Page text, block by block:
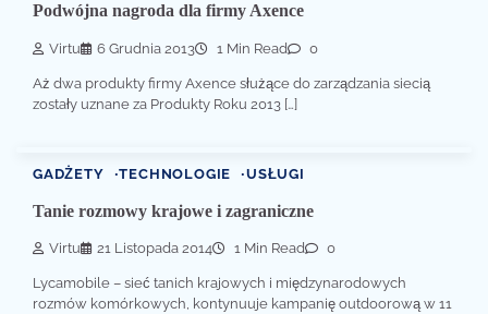
Podwójna nagroda dla firmy Axence
Virtu 6 Grudnia 2013 1 Min Read 0
Aż dwa produkty firmy Axence służące do zarządzania siecią
zostały uznane za Produkty Roku 2013 […]
GADŻETY TECHNOLOGIE USŁUGI
Tanie rozmowy krajowe i zagraniczne
Virtu 21 Listopada 2014 1 Min Read 0
Lycamobile – sieć tanich krajowych i międzynarodowych
rozmów komórkowych, kontynuuje kampanię outdoorową w 11